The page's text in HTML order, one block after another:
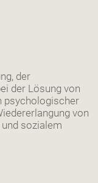
der
der Lösung von
psychologischer
von
sozialem